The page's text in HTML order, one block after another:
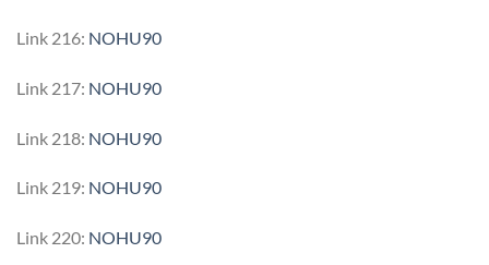
Link 216: NOHU90
Link 217: NOHU90
Link 218: NOHU90
Link 219: NOHU90
Link 220: NOHU90